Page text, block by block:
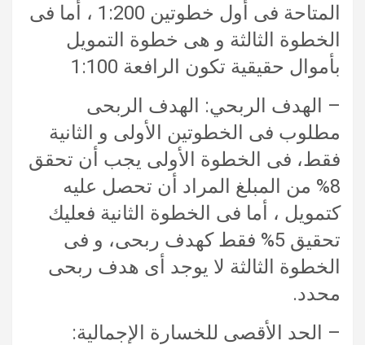
المتاحة فى أول خطوتين 1:200 ، أما فى
الخطوة الثالثة و هى خطوة التمويل
بأموال حقيقية تكون الرافعة 1:100
– الهدف الربحي: الهدف الربحى
مطلوب فى الخطوتين الأولى و الثانية
فقط، فى الخطوة الأولى يجب أن تحقق
8% من المبلغ المراد أن تحصل عليه
كتمويل ، أما فى الخطوة الثانية فعليك
تحقيق 5% فقط كهدف ربحى، و فى
الخطوة الثالثة لا يوجد أى هدف ربحى
محدد.
– الحد الأقصى للخسارة الإجمالية: